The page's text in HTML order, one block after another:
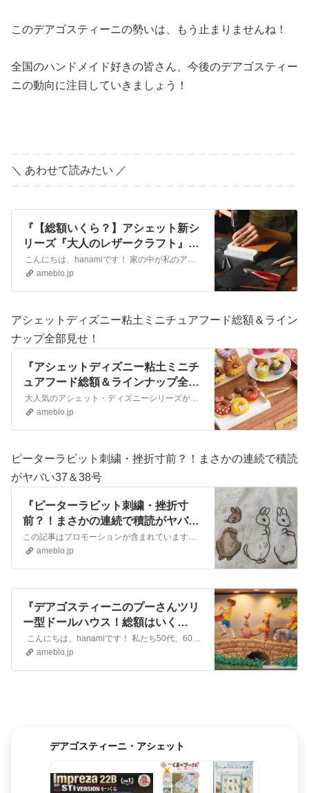
このデアゴスティーニの勢いは、もう止まりませんね！
全国のハンドメイド好きの皆さん、今後のデアゴスティー
ニの動向に注目していきましょう！
＼ あわせて読みたい ／
『【総額いくら？】アシェット新シ
リーズ『大人のレザークラフト』は
お得か？道具代と全100号を考え
る』
こんにちは、hanamiです！ 家の中が私のアトリエだと感じる私にとって、心躍るニュースが飛び込んできました！ アシェットから、新しい分冊百科シリーズ『大人…
ameblo.jp
アシェットディズニー粘土ミニチュアフード総額＆ライン
ナップ全部見せ！
『アシェットディズニー粘土ミニチ
ュアフード総額＆ラインナップ全部
見せ！』
大人気のアシェット・ディズニーシリーズから、ついに新しいコレクションが登場しますね！ その名も『樹脂粘土でつくる ディズニーミニチュアフード』✨2025年8…
ameblo.jp
ピーターラビット刺繍・挫折寸前？！まさかの連続で積読
がヤバい37＆38号
『ピーターラビット刺繍・挫折寸
前？！まさかの連続で積読がヤバい
37＆38号』
この記事はプロモーションが含まれています。● 【趣味】刺しゅうと手芸の世界へ● 【おすすめギフト】心温まる手作りアイテム● 【暑さ対策】夏を乗り切る快適アイテ…
ameblo.jp
『デアゴスティーニのプーさんツリ
ー型ドールハウス！総額はいく
ら？』
こんにちは、hanamiです！ 私たち50代、60代って、毎日を忙しく過ごしていると、ふと「あの頃に戻りたい」と立ち止まりたくなる瞬間ってありませんか？ …
ameblo.jp